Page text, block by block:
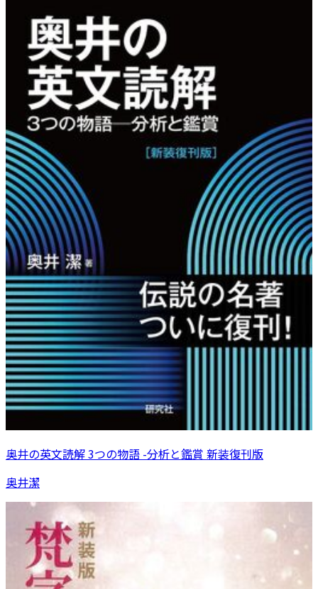
奥井の英文読解 3つの物語 -分析と鑑賞 新装復刊版
奥井潔